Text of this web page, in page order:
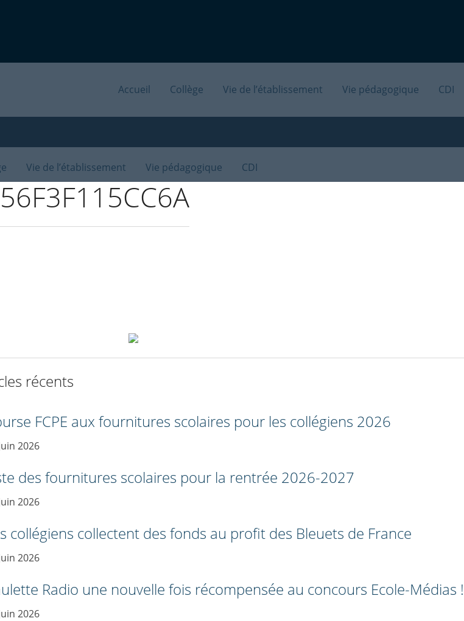
Accueil Collège Vie de l’établissement Vie pédagogique CDI
Vie de l’établissement Vie pédagogique CDI
récents
FCPE aux fournitures scolaires pour les collégiens 2026
2026
des fournitures scolaires pour la rentrée 2026-2027
2026
collégiens collectent des fonds au profit des Bleuets de France
2026
Radio une nouvelle fois récompensée au concours Ecole-Médias !
2026